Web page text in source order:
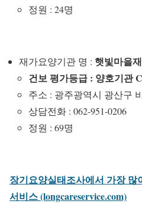
정원 : 24명
재가요양기관 명 : 햇빛마을
건보 평가등급 : 양호기관
주소 : 광주광역시 광산구
상담전화 : 062-951-0206
정원 : 69명
장기요양실태조사에서 가장
서비스 (longcareservice.com)